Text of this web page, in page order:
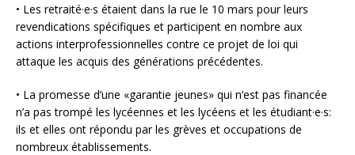
• Les retraité·e·s étaient dans la rue le 10 mars pour leurs
revendications spécifiques et participent en nombre aux
actions interprofessionnelles contre ce projet de loi qui
attaque les acquis des générations précédentes.
• La promesse d’une «garantie jeunes» qui n’est pas financée
n’a pas trompé les lycéennes et les lycéens et les étudiant·e·s:
ils et elles ont répondu par les grèves et occupations de
nombreux établissements.